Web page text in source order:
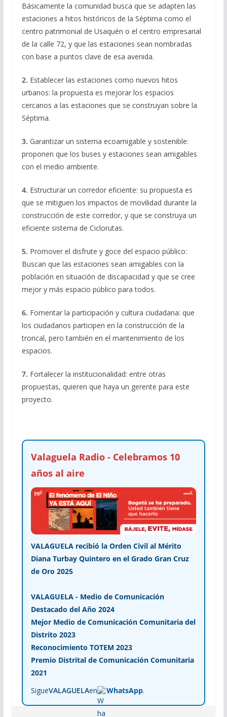
Básicamente la comunidad busca que se adapten las
estaciones a hitos históricos de la Séptima como el
centro patrimonial de Usaquén o el centro empresarial
de la calle 72, y que las estaciones sean nombradas
con base a puntos clave de esa avenida.
2. Establecer las estaciones como nuevos hitos
urbanos: la propuesta es mejorar los espacios
cercanos a las estaciones que se construyan sobre la
Séptima.
3. Garantizar un sistema ecoamigable y sostenible:
proponen que los buses y estaciones sean amigables
con el medio ambiente.
4. Estructurar un corredor eficiente: su propuesta es
que se mitiguen los impactos de movilidad durante la
construcción de este corredor, y que se construya un
eficiente sistema de Ciclorutas.
5. Promover el disfrute y goce del espacio público:
Buscan que las estaciones sean amigables con la
población en situación de discapacidad y que se cree
mejor y más espacio público para todos.
6. Fomentar la participación y cultura ciudadana: que
los ciudadanos participen en la construcción de la
troncal, pero también en el mantenimiento de los
espacios.
7. Fortalecer la institucionalidad: entre otras
propuestas, quieren que haya un gerente para este
proyecto.
Valaguela Radio - Celebramos 10
años al aire
VALAGUELA recibió la Orden Civil al Mérito
Diana Turbay Quintero en el Grado Gran Cruz
de Oro 2025
VALAGUELA - Medio de Comunicación
Destacado del Año 2024
Mejor Medio de Comunicación Comunitaria del
Distrito 2023
Reconocimiento TOTEM 2023
Premio Distrital de Comunicación Comunitaria
2021
SigueVALAGUELAen WhatsApp.